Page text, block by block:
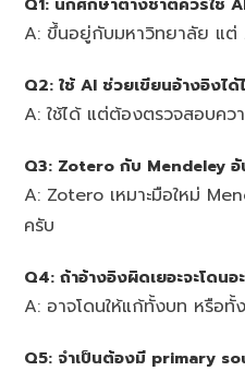
A: ขึ้นอยู่กับมหาวิทยาลัย แต่
Q2: ใช้ AI ช่วยเขียนอ้างอิงได้
A: ใช้ได้ แต่ต้องตรวจสอบค
Q3: Zotero กับ Mendeley อั
A: Zotero เหมาะมือใหม่
ครับ
Q4: ถ้าอ้างอิงผิดเยอะจะโดนอ
A: อาจโดนให้แก้ทั้งบท หรือทั้
Q5: จำเป็นต้องมี primary